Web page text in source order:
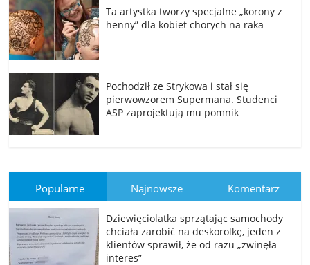
Ta artystka tworzy specjalne „korony z
henny” dla kobiet chorych na raka
Pochodził ze Strykowa i stał się
pierwowzorem Supermana. Studenci
ASP zaprojektują mu pomnik
Popularne Najnowsze Komentarz
Dziewięciolatka sprzątając samochody
chciała zarobić na deskorolkę, jeden z
klientów sprawił, że od razu „zwinęła
interes”